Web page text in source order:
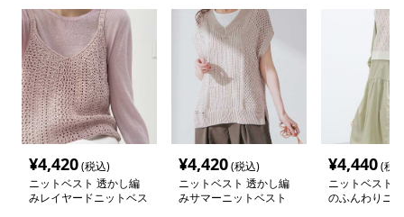
¥4,420(税込)
ニットベスト 透かし編
みレイヤードニットベス
¥4,420(税込)
ニットベスト 透かし編
みサマーニットベスト
¥4,440(税
ニットベスト
のふんわりニ